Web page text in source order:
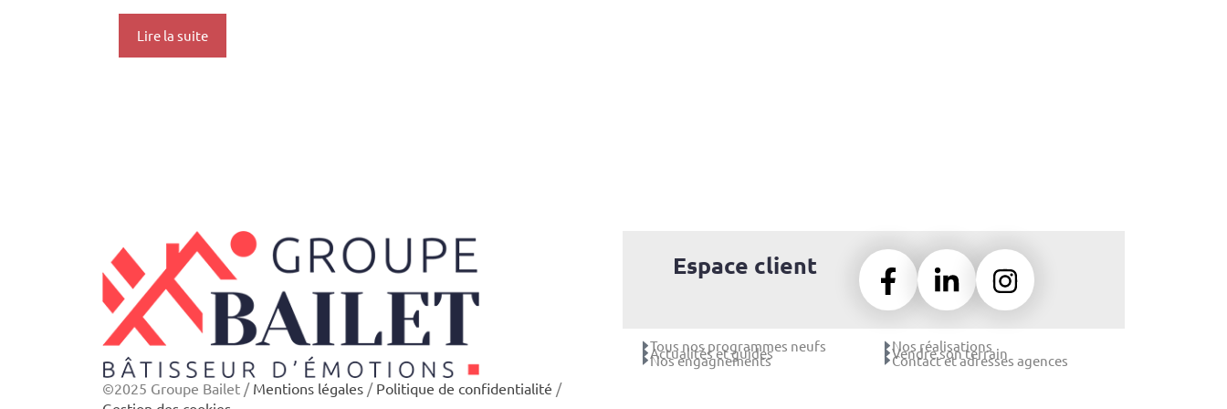
Lire la suite
©2025 Groupe Bailet / Mentions légales / Politique de confidentialité /
Espace client
Tous nos programmes neufs
Actualités et guides
Nos engagnements
Nos réalisations
Vendre son terrain
Contact et adresses agences